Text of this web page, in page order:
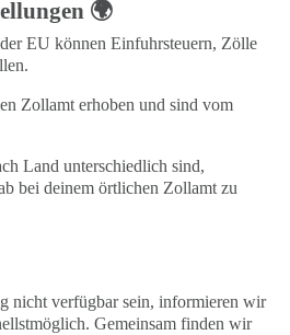
🌍
EU können Einfuhrsteuern, Zölle
Zollamt erhoben und sind vom
Land unterschiedlich sind,
bei deinem örtlichen Zollamt zu
nicht verfügbar sein, informieren wir
Gemeinsam finden wir